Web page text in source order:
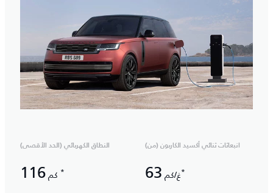
116 *
انبعاثات ثنائي أكسيد الكاربون (من)
63 غ/كم*